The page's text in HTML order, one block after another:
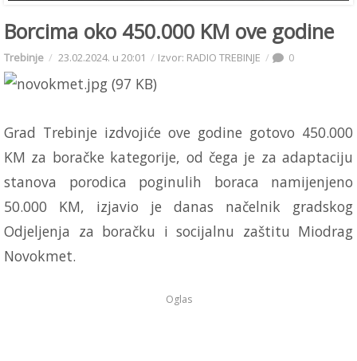
Borcima oko 450.000 KM ove godine
Trebinje 23.02.2024. u 20:01 Izvor: RADIO TREBINJE 0
Grad Trebinje izdvojiće ove godine gotovo 450.000
KM za boračke kategorije, od čega je za adaptaciju
stanova porodica poginulih boraca namijenjeno
50.000 KM, izjavio je danas načelnik gradskog
Odjeljenja za boračku i socijalnu zaštitu Miodrag
Novokmet.
Oglas